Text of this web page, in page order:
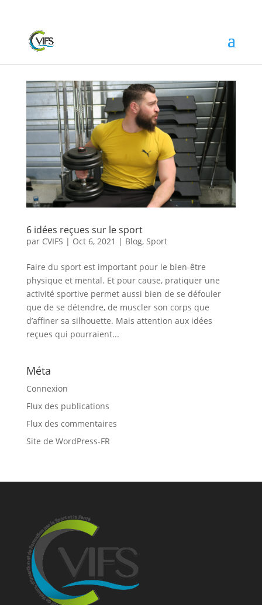
6 idées reçues sur le sport
par CVIFS | Oct 6, 2021 | Blog, Sport
Faire du sport est important pour le bien-être
physique et mental. Et pour cause, pratiquer une
activité sportive permet aussi bien de se défouler
que de se détendre, de muscler son corps que
d’affiner sa silhouette. Mais attention aux idées
reçues qui pourraient...
Méta
Connexion
Flux des publications
Flux des commentaires
Site de WordPress-FR